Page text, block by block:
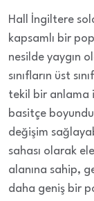
Hall İngiltere
kapsamlı bir
nesilde yaygın
sınıfların üst
tekil bir anlama
basitçe
değişim
sahası olarak
alanına sahip,
daha geniş bir